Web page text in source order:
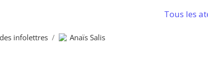
Tous les
infolettres / Anaïs Salis